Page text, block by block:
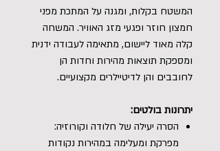
המשטח בקלות, ומגנה על המתכת מפני
חמצון חוזר ופגעי מזג האוויר. המשחה
קלה מאוד ליישום, מתאימה לעבודה ידנית
ומספקת תוצאות מהירות וחדות הן
לחובבים והן לדיטיילרים מקצועיים.
יתרונות בולטים:
הסרה יעילה של חלודה וקורוזיה:
מפרקת ומעלימה במהירות נקודות